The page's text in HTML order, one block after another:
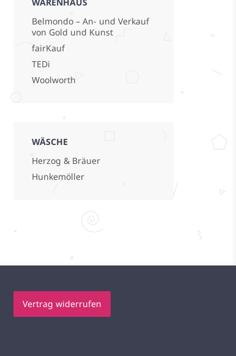
Belmondo – An- und Verkauf
von Gold und Kunst
fairKauf
TEDi
Woolworth
WÄSCHE
Herzog & Bräuer
Hunkemöller
Vertrag widerrufen